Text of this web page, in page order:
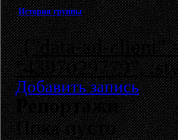
История группы
{"data-ad-client"
"4397029779",
Добавить запись
Репортажи
Пока пусто